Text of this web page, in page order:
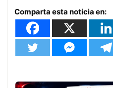
Comparta esta noticia en: